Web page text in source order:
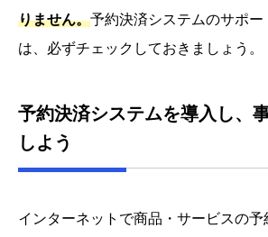
りません。予約決済システムのサポ
は、必ずチェックしておきましょう。
予約決済システムを導入し、
しよう
インターネットで商品・サービスの予